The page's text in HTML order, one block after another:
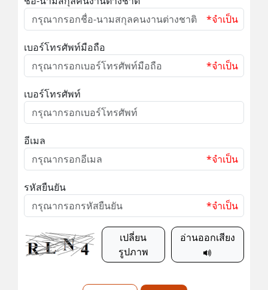
*จำเป็น
เบอร์โทรศัพท์มือถือ
*จำเป็น
เบอร์โทรศัพท์
อีเมล
*จำเป็น
รหัสยืนยัน
*จำเป็น
เปลี่ยน
รูปภาพ
อ่านออกเสียง